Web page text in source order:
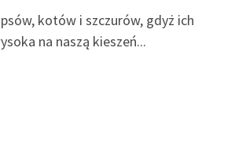
kotów i szczurów, gdyż ich
na naszą kieszeń...